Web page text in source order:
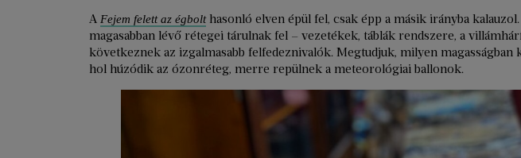
A Fejem felett az égbolthasonló elven épül fel, csak épp a másik irányba
magasabban lévő rétegei tárulnak fel – vezetékek, táblák rendszere, a
következnek az izgalmasabb felfedeznivalók. Megtudjuk, milyen magasságban
hol húzódik az ózonréteg, merre repülnek a meteorológiai ballonok.